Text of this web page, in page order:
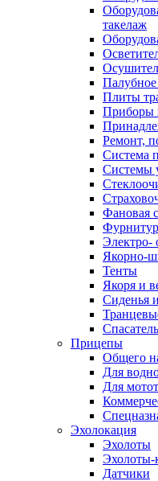
такелаж
Палубное
Плиты
Приборы
Ремонт,
Система
Системы
Фановая
Электро-
Якорно-
Тенты
Якоря и
Сиденья
Прицепы
Общего
Для
Для
Эхолокация
Эхолоты
Эхолоты-
Датчики